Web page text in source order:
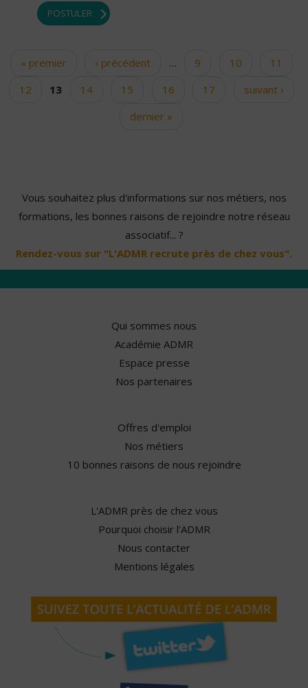
POSTULER
Pages
« premier ‹ précédent … 9 10
11
12
13 14 15 16 17
suivant ›
dernier »
Vous souhaitez plus d'informations sur nos métiers, nos
formations, les bonnes raisons de rejoindre notre réseau
associatif... ?
Rendez-vous sur "L'ADMR recrute près de chez vous".
Qui sommes nous
Académie ADMR
Espace presse
Nos partenaires
Offres d'emploi
Nos métiers
10 bonnes raisons de nous rejoindre
L'ADMR près de chez vous
Pourquoi choisir l'ADMR
Nous contacter
Mentions légales